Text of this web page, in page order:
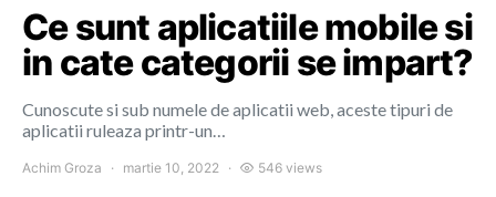
Ce sunt aplicatiile mobile si
in cate categorii se impart?
Cunoscute si sub numele de aplicatii web, aceste tipuri de
aplicatii ruleaza printr-un…
Achim Groza martie 10, 2022 546 views